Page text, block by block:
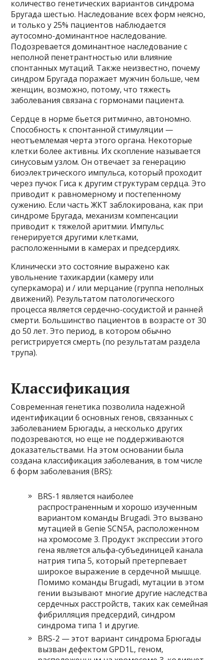
количество генетических вариантов синдрома
Бругада шестью. Наследование всех форм неясно,
и только у 25% пациентов наблюдается
аутосомно-доминантное наследование.
Подозревается доминантное наследование с
неполной пенетрантностью или влияние
спонтанных мутаций. Также неизвестно, почему
синдром Бругада поражает мужчин больше, чем
женщин, возможно, потому, что тяжесть
заболевания связана с гормонами пациента.
Сердце в норме бьется ритмично, автономно.
Способность к спонтанной стимуляции —
неотъемлемая черта этого органа. Некоторые
клетки более активны. Их скопление называется
синусовым узлом. Он отвечает за генерацию
биоэлектрического импульса, который проходит
через пучок Гиса к другим структурам сердца. Это
приводит к равномерному и постепенному
сужению. Если часть ЖКТ заблокирована, как при
синдроме Бругада, механизм компенсации
приводит к тяжелой аритмии. Импульс
генерируется другими клетками,
расположенными в камерах и предсердиях.
Клинически это состояние выражено как
увольнение тахикардии (камеру или
суперкамора) и / или мерцание (группа неполных
движений). Результатом патологического
процесса является сердечно-сосудистой и ранней
смерти. Большинство пациентов в возрасте от 30
до 50 лет. Это период, в котором обычно
регистрируется смерть (по результатам раздела
трупа).
Классификация
Современная генетика позволила надежной
идентификации 6 основных генов, связанных с
заболеванием Брюгады, а несколько других
подозреваются, но еще не поддерживаются
доказательствами. На этом основании была
создана классификация заболевания, в том числе
6 форм заболевания (BRS):
BRS-1 является наиболее
распространенным и хорошо изученным
вариантом команды Brugadi. Это вызвано
мутацией в Genie SCN5A, расположенном
на хромосоме 3. Продукт экспрессии этого
гена является альфа-субъединицей канала
натрия типа 5, который претерпевает
широкое выражение в сердечной мышце.
Помимо команды Brugadi, мутации в этом
гении вызывают многие другие наследства
сердечных расстройств, таких как семейная
фибрилляция предсердий, синдром
синдрома типа 1 и другие.
BRS-2 — этот вариант синдрома Брюгады
вызван дефектом GPD1L, геном,